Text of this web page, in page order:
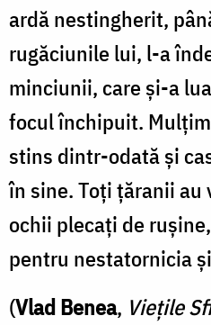
ardă nestingherit,
rugăciunile lui, l-a
minciunii, care şi-a
focul închipuit.
stins dintr-odată şi
în sine. Toţi ţăranii au
ochii plecaţi de
pentru nestatornicia
(Vlad Benea, Vieţile